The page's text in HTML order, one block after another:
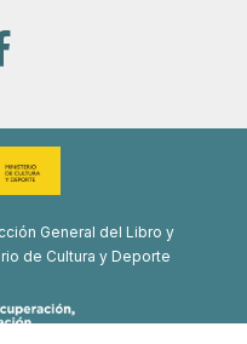
General del Libro y
de Cultura y Deporte